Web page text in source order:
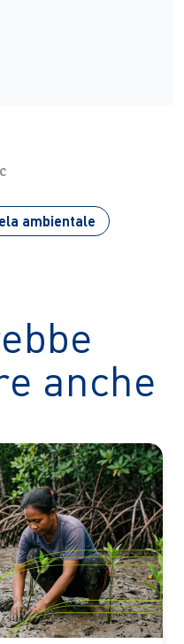
ambientale
anche